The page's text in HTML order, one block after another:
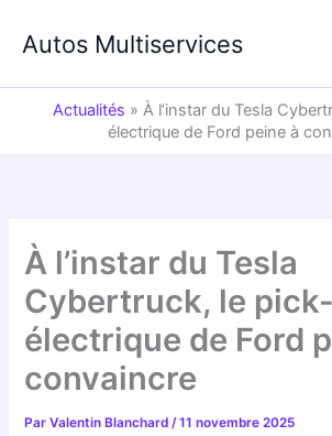
Autos Multiservices
Actualités » À l’instar du Tesla
électrique de Ford peine à
À l’instar du Tesla
Cybertruck, le
électrique de Ford
convaincre
ParValentin Blanchard/11 novembre 2025